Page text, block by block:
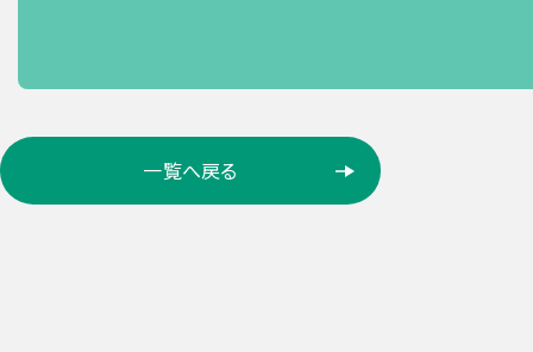
ケ
一覧へ戻る